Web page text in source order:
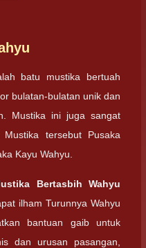
batu mustika bertuah
bulatan-bulatan unik dan
Mustika ini juga sangat
tersebut Pusaka
Kayu Wahyu.
Bertasbih Wahyu
ilham Turunnya Wahyu
bantuan gaib untuk
dan urusan pasangan,